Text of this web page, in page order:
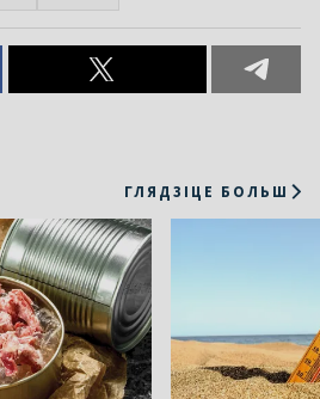
ГЛЯДЗІЦЕ БОЛЬШ